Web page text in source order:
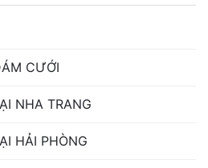
CƯỚI
NHA TRANG
HẢI PHÒNG